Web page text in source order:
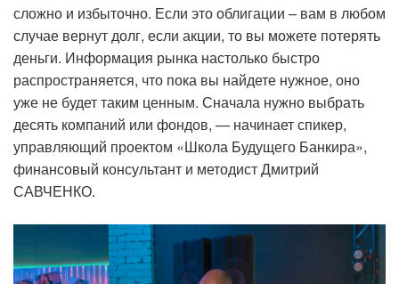
сложно и избыточно. Если это облигации – вам в любом
случае вернут долг, если акции, то вы можете потерять
деньги. Информация рынка настолько быстро
распространяется, что пока вы найдете нужное, оно
уже не будет таким ценным. Сначала нужно выбрать
десять компаний или фондов, — начинает спикер,
управляющий проектом «Школа Будущего Банкира»,
финансовый консультант и методист Дмитрий
САВЧЕНКО.